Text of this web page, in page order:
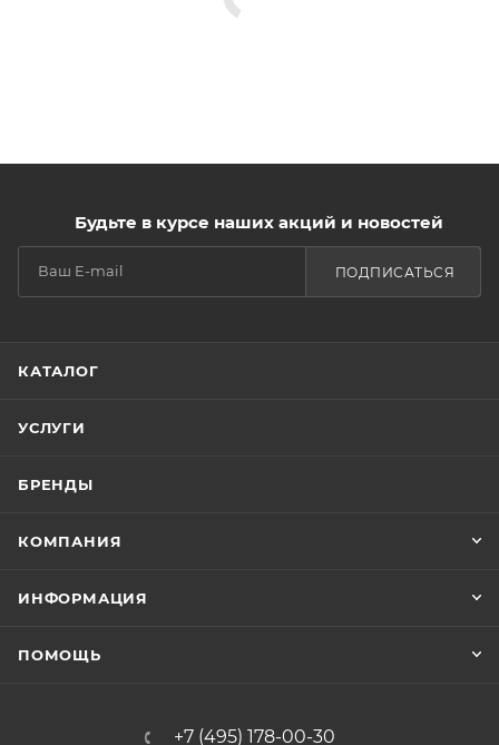
Будьте в курсе наших акций и новостей
ПОДПИСАТЬСЯ
КАТАЛОГ
УСЛУГИ
БРЕНДЫ
КОМПАНИЯ
ИНФОРМАЦИЯ
ПОМОЩЬ
+7 (495) 178-00-30